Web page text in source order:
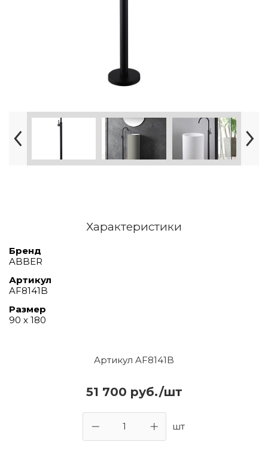
Артикул AF8141B
51 700 руб./шт
шт
Характеристики
Бренд
ABBER
Артикул
AF8141B
Размер
90 х 180